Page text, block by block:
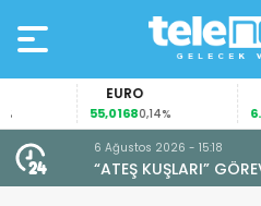
EURO
55,01680,14%
6 Ağustos 2026 - 15:18
“ATEŞ KUŞLARI”